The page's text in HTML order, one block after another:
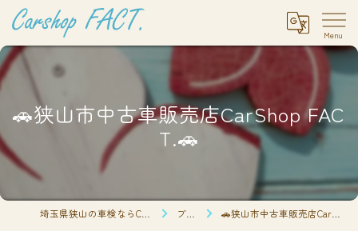
🚗狭山市中古車販売店CarShop FAC
T.🚗
ブログ 🚗狭山市中古車販売店CarShop FACT.🚗